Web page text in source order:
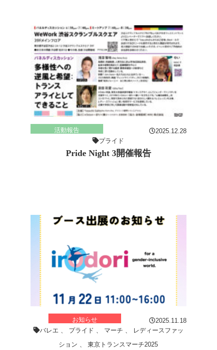
活動報告
2025.12.28
プライド
Pride Night 3開催報告
お知らせ
2025.11.18
バレエ
プライド マーチ
レディースファッ
ション 、東京トランスマーチ2025